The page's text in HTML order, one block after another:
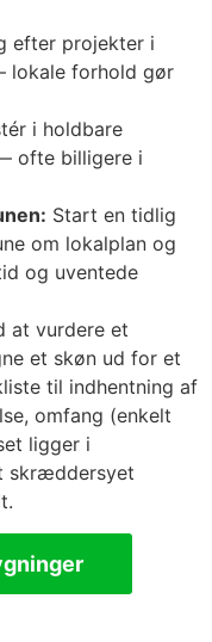
efter projekter i
lokale forhold gør
i holdbare
ofte billigere i
Start en tidlig
om lokalplan og
og uventede
at vurdere et
et skøn ud for et
til indhentning af
omfang (enkelt
ligger i
skræddersyet